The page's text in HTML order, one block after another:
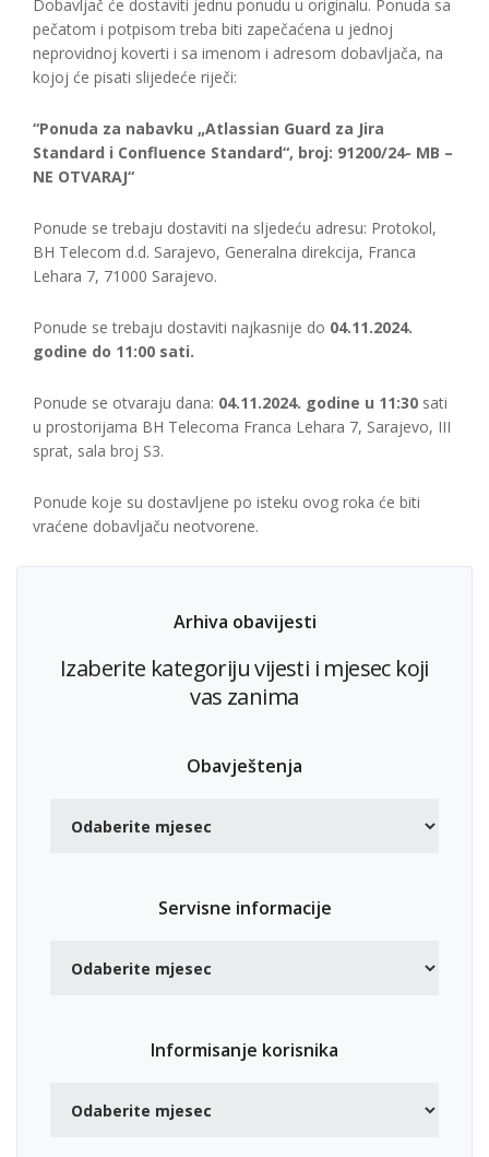
Dobavljač će dostaviti jednu ponudu u originalu. Ponuda sa
pečatom i potpisom treba biti zapečaćena u jednoj
neprovidnoj koverti i sa imenom i adresom dobavljača, na
kojoj će pisati slijedeće riječi:
“Ponuda za nabavku „Atlassian Guard za Jira
Standard i Confluence Standard“, broj: 91200/24- MB –
NE OTVARAJ“
Ponude se trebaju dostaviti na sljedeću adresu: Protokol,
BH Telecom d.d. Sarajevo, Generalna direkcija, Franca
Lehara 7, 71000 Sarajevo.
Ponude se trebaju dostaviti najkasnije do 04.11.2024.
godine do 11:00 sati.
Ponude se otvaraju dana: 04.11.2024. godine u 11:30 sati
u prostorijama BH Telecoma Franca Lehara 7, Sarajevo, III
sprat, sala broj S3.
Ponude koje su dostavljene po isteku ovog roka će biti
vraćene dobavljaču neotvorene.
Arhiva obavijesti
Izaberite kategoriju vijesti i mjesec koji
vas zanima
Obavještenja
Servisne informacije
Informisanje korisnika